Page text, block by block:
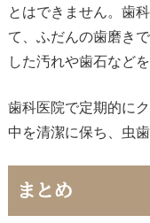
とはできません。歯
て、ふだんの歯磨き
した汚れや歯石など
歯科医院で定期的に
中を清潔に保ち、虫
まとめ